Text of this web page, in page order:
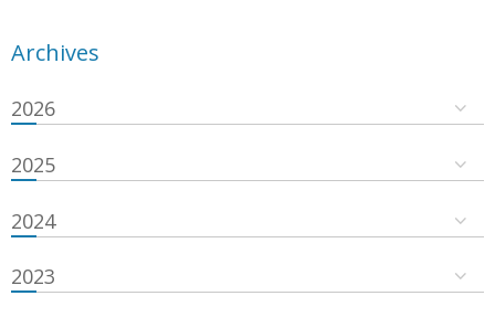
Archives
2026
2025
2024
2023